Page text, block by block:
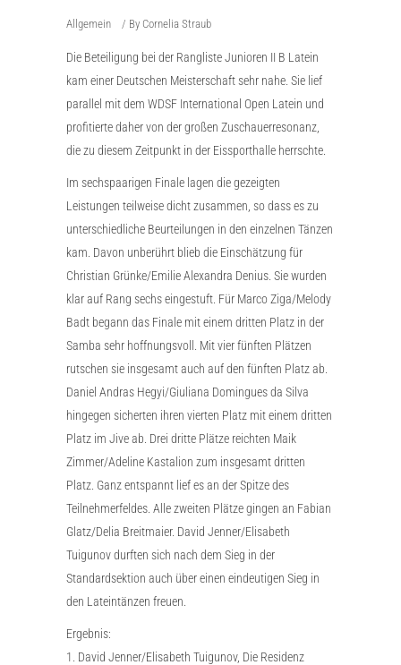
Allgemein By Cornelia Straub
Die Beteiligung bei der Rangliste Junioren II B Latein
kam einer Deutschen Meisterschaft sehr nahe. Sie lief
parallel mit dem WDSF International Open Latein und
profitierte daher von der großen Zuschauerresonanz,
die zu diesem Zeitpunkt in der Eissporthalle herrschte.
Im sechspaarigen Finale lagen die gezeigten
Leistungen teilweise dicht zusammen, so dass es zu
unterschiedliche Beurteilungen in den einzelnen Tänzen
kam. Davon unberührt blieb die Einschätzung für
Christian Grünke/Emilie Alexandra Denius. Sie wurden
klar auf Rang sechs eingestuft. Für Marco Ziga/Melody
Badt begann das Finale mit einem dritten Platz in der
Samba sehr hoffnungsvoll. Mit vier fünften Plätzen
rutschen sie insgesamt auch auf den fünften Platz ab.
Daniel Andras Hegyi/Giuliana Domingues da Silva
hingegen sicherten ihren vierten Platz mit einem dritten
Platz im Jive ab. Drei dritte Plätze reichten Maik
Zimmer/Adeline Kastalion zum insgesamt dritten
Platz. Ganz entspannt lief es an der Spitze des
Teilnehmerfeldes. Alle zweiten Plätze gingen an Fabian
Glatz/Delia Breitmaier. David Jenner/Elisabeth
Tuigunov durften sich nach dem Sieg in der
Standardsektion auch über einen eindeutigen Sieg in
den Lateintänzen freuen.
Ergebnis:
1. David Jenner/Elisabeth Tuigunov, Die Residenz